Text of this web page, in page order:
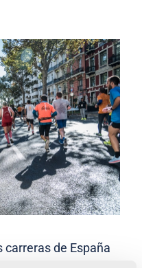
de España